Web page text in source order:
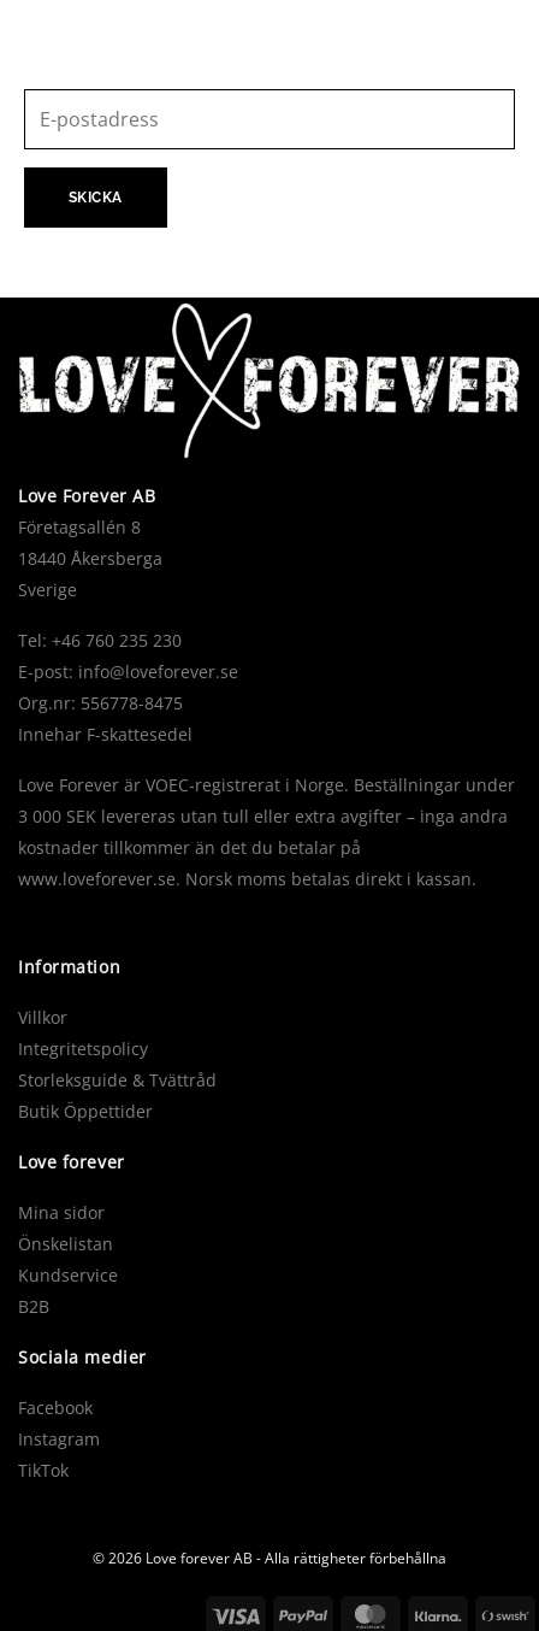
Love Forever AB
Företagsallén 8
18440 Åkersberga
Sverige
Tel: +46 760 235 230
E-post: info@loveforever.se
Org.nr: 556778-8475
Innehar F-skattesedel
Love Forever är VOEC-registrerat i Norge. Beställningar under
3 000 SEK levereras utan tull eller extra avgifter – inga andra
kostnader tillkommer än det du betalar på
www.loveforever.se. Norsk moms betalas direkt i kassan.
Information
Villkor
Integritetspolicy
Storleksguide & Tvättråd
Butik Öppettider
Love forever
Mina sidor
Önskelistan
Kundservice
B2B
Sociala medier
Facebook
Instagram
TikTok
© 2026 Love forever AB - Alla rättigheter förbehållna
Visa PayPal MasterCardKlarna